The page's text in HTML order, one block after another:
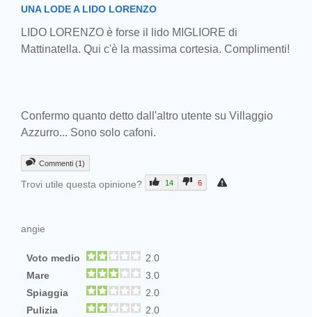
UNA LODE A LIDO LORENZO
LIDO LORENZO è forse il lido MIGLIORE di
Mattinatella. Qui c'è la massima cortesia. Complimenti!
Confermo quanto detto dall'altro utente su Villaggio
Azzurro... Sono solo cafoni.
Commenti (1)
Trovi utile questa opinione? 14 6
angie
Voto medio
2.0
Mare
3.0
Spiaggia
2.0
Pulizia
2.0